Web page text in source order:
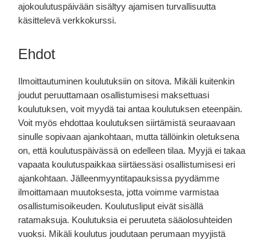
ajokoulutuspäivään sisältyy ajamisen turvallisuutta
käsittelevä verkkokurssi.
Ehdot
Ilmoittautuminen koulutuksiin on sitova. Mikäli kuitenkin
joudut peruuttamaan osallistumisesi maksettuasi
koulutuksen, voit myydä tai antaa koulutuksen eteenpäin.
Voit myös ehdottaa koulutuksen siirtämistä seuraavaan
sinulle sopivaan ajankohtaan, mutta tällöinkin oletuksena
on, että koulutuspäivässä on edelleen tilaa. Myyjä ei takaa
vapaata koulutuspaikkaa siirtäessäsi osallistumisesi eri
ajankohtaan. Jälleenmyyntitapauksissa pyydämme
ilmoittamaan muutoksesta, jotta voimme varmistaa
osallistumisoikeuden. Koulutusliput eivät sisällä
ratamaksuja. Koulutuksia ei peruuteta sääolosuhteiden
vuoksi. Mikäli koulutus joudutaan perumaan myyjistä